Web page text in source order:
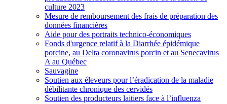
culture 2023
Mesure de remboursement des frais de préparation des
données financières
Aide pour des portraits technico-économiques
Fonds d'urgence relatif à la Diarrhée épidémique
porcine, au Delta coronavirus porcin et au Senecavirus
A au Québec
Sauvagine
Soutien aux éleveurs pour l’éradication de la maladie
débilitante chronique des cervidés
Soutien des producteurs laitiers face à l’influenza